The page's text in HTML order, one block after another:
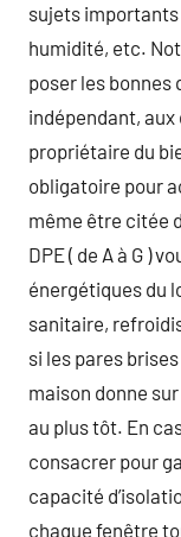
sujets
humidité, etc.
poser les bonnes
indépendant,
propriétaire du
obligatoire pour
même être citée
DPE ( de A à G )
énergétiques du
sanitaire,
si les pares
maison donne
au plus tôt. En
consacrer pour
capacité
chaque fenêtre